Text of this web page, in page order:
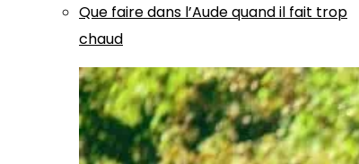
Que faire dans l’Aude quand il fait trop
chaud